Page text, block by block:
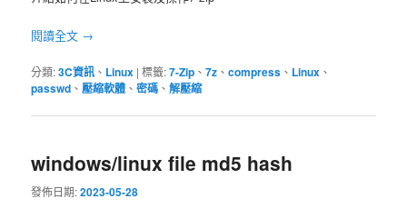
閱讀全文 →
分類:3C資訊 、 Linux |標籤:7-Zip 、7z 、compress 、 Linux 、
passwd 、壓縮軟體 、密碼 、解壓縮
windows/linux file md5 hash
發佈日期:2023-05-28